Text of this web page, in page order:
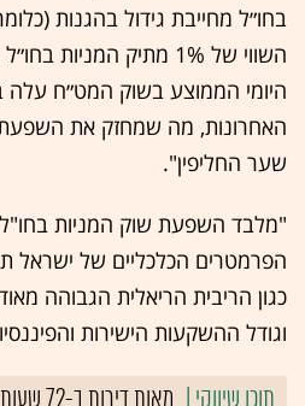
בחו״ל מחייבת גידול בהגנות
השווי של 1% מתיק
היומי הממוצע בשוק המט״ח
האחרונות, מה שמחזק את
שער החליפין".
"מלבד השפעת שוק המניות
הפרמטרים הכלכליים של ישראל
כגון הריבית הריאלית הגבוהה
וגודל ההשקעות הישירות
מאות